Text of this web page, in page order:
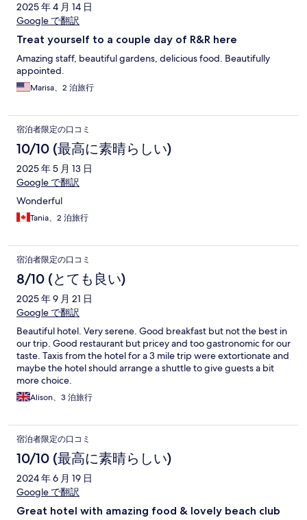
2025 年 4 月 14 日
Google で翻訳
Treat yourself to a couple day of R&R here
Amazing staff, beautiful gardens, delicious food. Beautifully
appointed.
Marisa、2 泊旅行
宿泊者限定の口コミ
10/10 (最高に素晴らしい)
2025 年 5 月 13 日
Google で翻訳
Wonderful
Tania、2 泊旅行
宿泊者限定の口コミ
8/10 (とても良い)
2025 年 9 月 21 日
Google で翻訳
Beautiful hotel. Very serene. Good breakfast but not the best in
our trip. Good restaurant but pricey and too gastronomic for our
taste. Taxis from the hotel for a 3 mile trip were extortionate and
maybe the hotel should arrange a shuttle to give guests a bit
more choice.
Alison、3 泊旅行
宿泊者限定の口コミ
10/10 (最高に素晴らしい)
2024 年 6 月 19 日
Google で翻訳
Great hotel with amazing food & lovely beach club